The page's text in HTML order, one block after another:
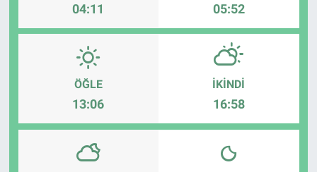
04:11 05:52
ÖĞLE
13:06
İKINDI
16:58
Teknoloji
Ramazan